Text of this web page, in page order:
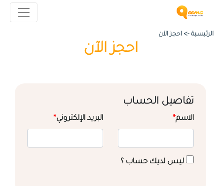
الرئيسية -> احجز الآن
احجز الآن
تفاصيل الحساب
الاسم* البريد الإلكتروني*
ليس لديك حساب ؟